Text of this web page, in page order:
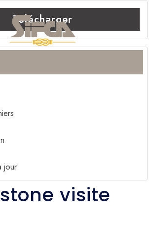
Télécharger
jour
visite